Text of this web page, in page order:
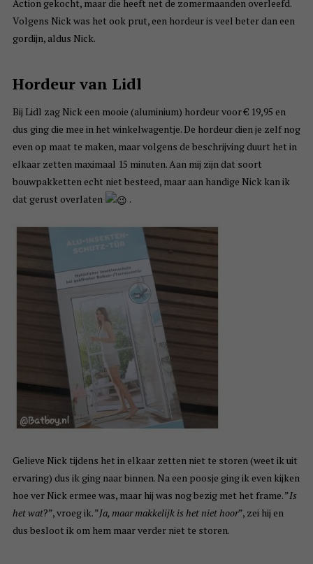
Action gekocht, maar die heeft net de zomermaanden overleefd.
Volgens Nick was het ook prut, een hordeur is veel beter dan een
gordijn, aldus Nick.
Hordeur van Lidl
Bij Lidl zag Nick een mooie (aluminium) hordeur voor € 19,95 en
dus ging die mee in het winkelwagentje. De hordeur dien je zelf nog
even op maat te maken, maar volgens de beschrijving duurt het in
elkaar zetten maximaal 15 minuten. Aan mij zijn dat soort
bouwpakketten echt niet besteed, maar aan handige Nick kan ik
dat gerust overlaten
.
Gelieve Nick tijdens het in elkaar zetten niet te storen (weet ik uit
ervaring) dus ik ging naar binnen. Na een poosje ging ik even kijken
hoe ver Nick ermee was, maar hij was nog bezig met het frame. ”Is
het wat?”, vroeg ik. ”Ja, maar makkelijk is het niet hoor”, zei hij en
dus besloot ik om hem maar verder niet te storen.